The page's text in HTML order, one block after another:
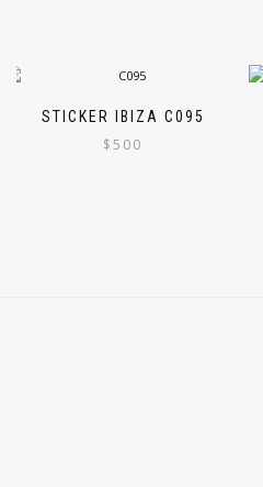
STICKER IBIZA C095
$500